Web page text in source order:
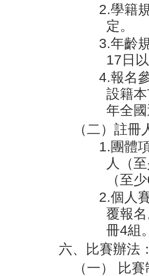
2.學籍
定。
3.年齡
17日
4.報名
設籍
年全
（二）註
1.團體
人（
（至
2.個人
覆報
冊4組
六、比賽辦法
（一） 比